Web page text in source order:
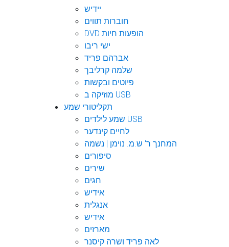
יידיש
חוברות תווים
DVD הופעות חיות
ישי ריבו
אברהם פריד
שלמה קרליבך
פיוטים ובקשות
מוזיקה ב USB
תקליטורי שמע
שמע לילדים USB
לחיים קינדער
המחנך ר' ש.מ. נוימן | נשמה
סיפורים
שירים
חגים
אידיש
אנגלית
אידיש
מארזים
לאה פריד ושרה קיסנר